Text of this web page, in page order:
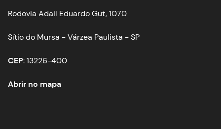
Rodovia Adail Eduardo Gut, 1070
Sítio do Mursa - Várzea Paulista - SP
CEP: 13226-400
Abrir no mapa